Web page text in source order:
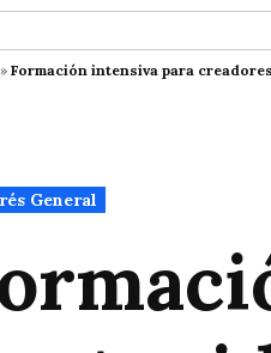
» Formación intensiva para
General